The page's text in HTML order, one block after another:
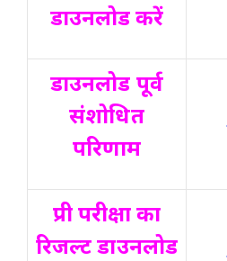
डाउनलोड करें
डाउनलोड पूर्व
संशोधित
परिणाम
प्री परीक्षा का
रिजल्ट डाउनलोड